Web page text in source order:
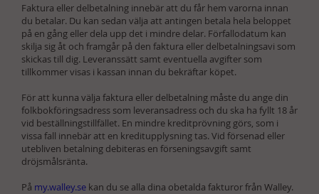
Faktura eller delbetalning innebär att du får hem varorna innan
du betalar. Du kan sedan välja att antingen betala hela beloppet
på en gång eller dela upp det i mindre delar. Förfallodatum kan
skilja sig åt och framgår på den faktura eller delbetalningsavi som
skickas till dig. Leveranssätt samt eventuella avgifter som
tillkommer visas i kassan innan du bekräftar köpet.
För att kunna välja faktura eller delbetalning måste du ange din
folkbokföringsadress som leveransadress och du ska ha fyllt 18 år
vid beställningstillfället. En mindre kreditprövning görs, som i
vissa fall innebär att en kreditupplysning tas. Vid försenad eller
utebliven betalning debiteras en förseningsavgift samt
dröjsmålsränta.
På my.walley.se kan du se alla dina obetalda fakturor från Walley.